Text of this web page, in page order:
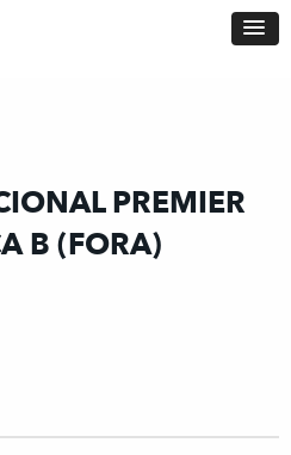
PREMIER
B (FORA)